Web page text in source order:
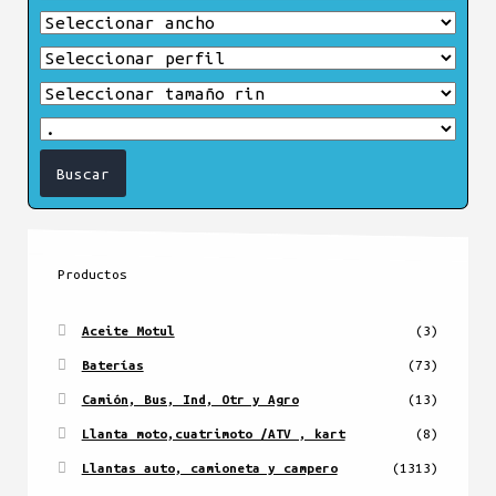
Productos
Aceite Motul (3)
Baterías (73)
Camión, Bus, Ind, Otr y Agro (13)
Llanta moto,cuatrimoto /ATV , kart (8)
Llantas auto, camioneta y campero (1313)